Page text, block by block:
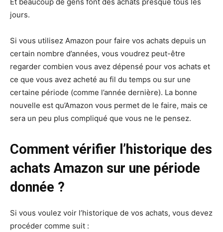
jours.
Si vous utilisez Amazon pour faire vos achats depuis un
certain nombre d’années, vous voudrez peut-être
regarder combien vous avez dépensé pour vos achats et
ce que vous avez acheté au fil du temps ou sur une
certaine période (comme l’année dernière). La bonne
nouvelle est qu’Amazon vous permet de le faire, mais ce
sera un peu plus compliqué que vous ne le pensez.
Comment vérifier l’historique des
achats Amazon sur une période
donnée ?
Si vous voulez voir l’historique de vos achats, vous devez
procéder comme suit :